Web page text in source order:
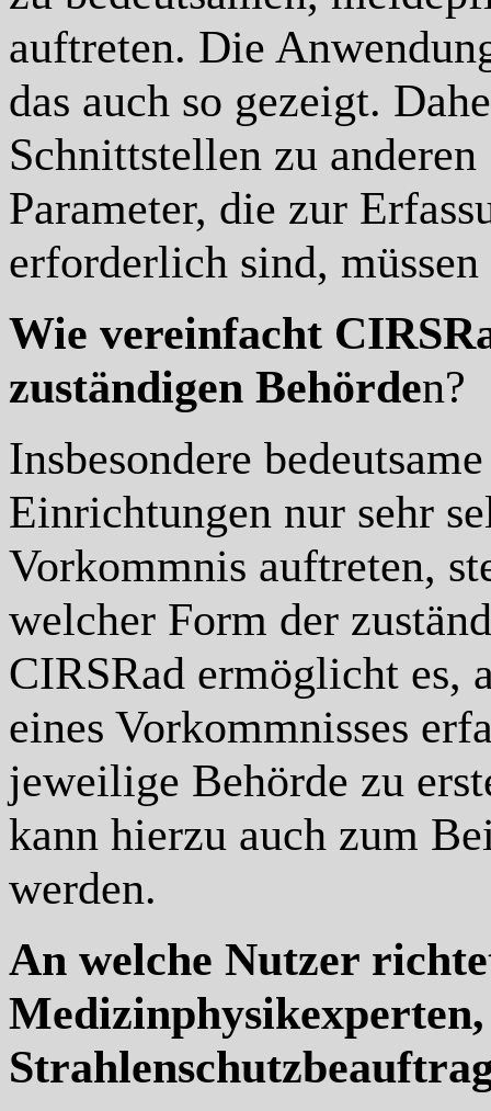
auftreten. Die
das auch so gezeigt.
Schnittstellen zu
Parameter, die zur
erforderlich sind,
Wie vereinfacht
zuständigen Behörden?
Insbesondere
Einrichtungen nur sehr
Vorkommnis auftreten,
welcher Form der
CIRSRad ermöglicht es,
eines Vorkommnisses
jeweilige Behörde zu
kann hierzu auch zum
werden.
An welche Nutzer